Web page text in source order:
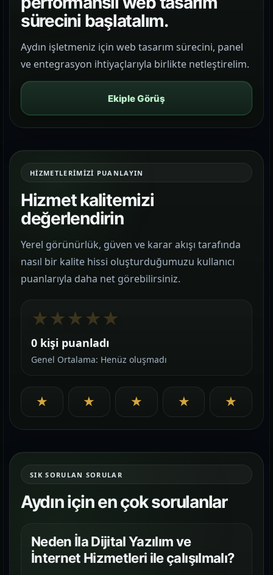
sürecini başlatalım.
Aydın işletmeniz için web tasarım sürecini, panel
ve entegrasyon ihtiyaçlarıyla birlikte netleştirelim.
Ekiple Görüş
HIZMETLERIMIZI PUANLAYIN
Hizmet kalitemizi
değerlendirin
Yerel görünürlük, güven ve karar akışı tarafında
nasıl bir kalite hissi oluşturduğumuzu kullanıcı
puanlarıyla daha net görebilirsiniz.
★★★★★
0 kişi puanladı
Genel Ortalama: Henüz oluşmadı
★ ★ ★ ★ ★
SIK SORULAN SORULAR
Aydın için en çok sorulanlar
Neden İla Dijital Yazılım ve
İnternet Hizmetleri ile çalışılmalı?